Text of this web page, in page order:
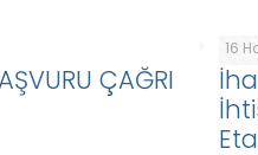
ÇAĞRI
16